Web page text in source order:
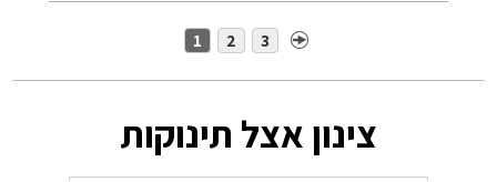
1 2 3
צינון אצל תינוקות